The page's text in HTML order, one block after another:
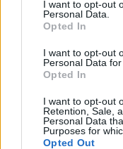
not limited to your
grant or deny
consent section.
I want to opt-out
Personal Data.
Opted In
I want to opt-out
Personal Data
Opted In
I want to opt-out
Retention, Sale,
Personal Data
Purposes for
Opted Out